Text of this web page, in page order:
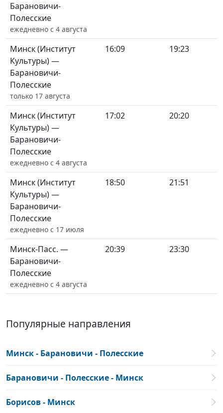
Барановичи-
Полесские
ежедневно с 4 августа
Минск (Институт
Культуры) —
Барановичи-
Полесские
только 17 августа
16:09 19:23
Минск (Институт
Культуры) —
Барановичи-
Полесские
ежедневно с 4 августа
17:02 20:20
Минск (Институт
Культуры) —
Барановичи-
Полесские
ежедневно с 17 июля
18:50 21:51
Минск-Пасс. —
Барановичи-
Полесские
ежедневно с 4 августа
20:39 23:30
Популярные направления
Минск - Барановичи - Полесские
Барановичи - Полесские - Минск
Борисов - Минск